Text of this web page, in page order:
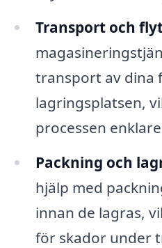
Transport och
transport av dina
lagringsplatsen,
processen
Packning och
hjälp med
innan de lagras,
för skador under